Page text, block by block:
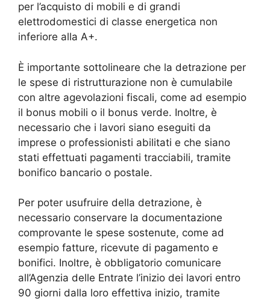
per l’acquisto di mobili e di grandi
elettrodomestici di classe energetica non
inferiore alla A+.
È importante sottolineare che la detrazione per
le spese di ristrutturazione non è cumulabile
con altre agevolazioni fiscali, come ad esempio
il bonus mobili o il bonus verde. Inoltre, è
necessario che i lavori siano eseguiti da
imprese o professionisti abilitati e che siano
stati effettuati pagamenti tracciabili, tramite
bonifico bancario o postale.
Per poter usufruire della detrazione, è
necessario conservare la documentazione
comprovante le spese sostenute, come ad
esempio fatture, ricevute di pagamento e
bonifici. Inoltre, è obbligatorio comunicare
all’Agenzia delle Entrate l’inizio dei lavori entro
90 giorni dalla loro effettiva inizio, tramite